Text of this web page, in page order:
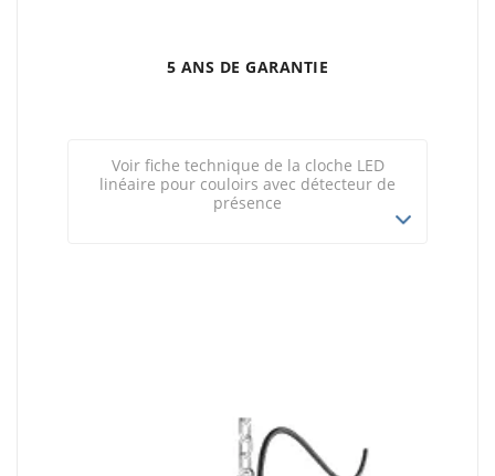
5 ANS DE GARANTIE
Voir fiche technique de la cloche LED
linéaire pour couloirs avec détecteur de
présence